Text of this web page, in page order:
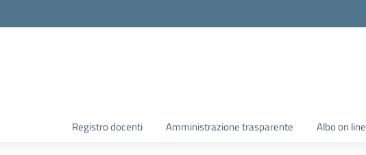
Registro docenti Amministrazione trasparente Albo on line